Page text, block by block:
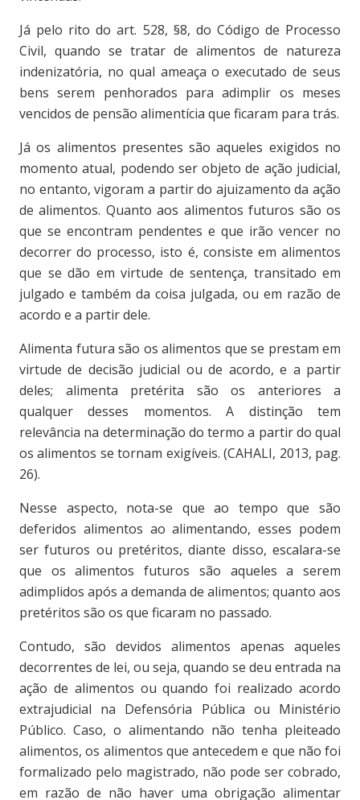
Já pelo rito do art. 528, §8, do Código de Processo
Civil, quando se tratar de alimentos de natureza
indenizatória, no qual ameaça o executado de seus
bens serem penhorados para adimplir os meses
vencidos de pensão alimentícia que ficaram para trás.
Já os alimentos presentes são aqueles exigidos no
momento atual, podendo ser objeto de ação judicial,
no entanto, vigoram a partir do ajuizamento da ação
de alimentos. Quanto aos alimentos futuros são os
que se encontram pendentes e que irão vencer no
decorrer do processo, isto é, consiste em alimentos
que se dão em virtude de sentença, transitado em
julgado e também da coisa julgada, ou em razão de
acordo e a partir dele.
Alimenta futura são os alimentos que se prestam em
virtude de decisão judicial ou de acordo, e a partir
deles; alimenta pretérita são os anteriores a
qualquer desses momentos. A distinção tem
relevância na determinação do termo a partir do qual
os alimentos se tornam exigíveis. (CAHALI, 2013, pag.
26).
Nesse aspecto, nota-se que ao tempo que são
deferidos alimentos ao alimentando, esses podem
ser futuros ou pretéritos, diante disso, escalara-se
que os alimentos futuros são aqueles a serem
adimplidos após a demanda de alimentos; quanto aos
pretéritos são os que ficaram no passado.
Contudo, são devidos alimentos apenas aqueles
decorrentes de lei, ou seja, quando se deu entrada na
ação de alimentos ou quando foi realizado acordo
extrajudicial na Defensória Pública ou Ministério
Público. Caso, o alimentando não tenha pleiteado
alimentos, os alimentos que antecedem e que não foi
formalizado pelo magistrado, não pode ser cobrado,
em razão de não haver uma obrigação alimentar